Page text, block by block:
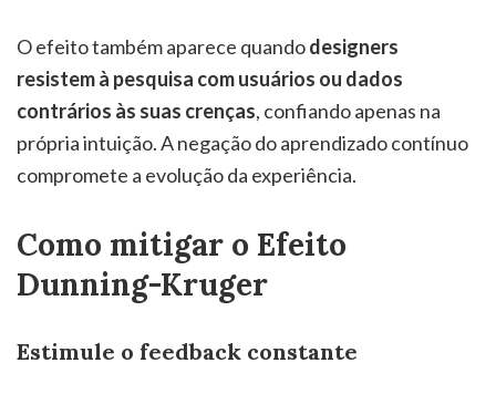
O efeito também aparece quandodesigners
resistem à pesquisa com usuários ou dados
contrários às suas crenças, confiando apenas na
própria intuição. A negação do aprendizado contínuo
compromete a evolução da experiência.
Como mitigar o Efeito
Dunning-Kruger
Estimule o feedback constante